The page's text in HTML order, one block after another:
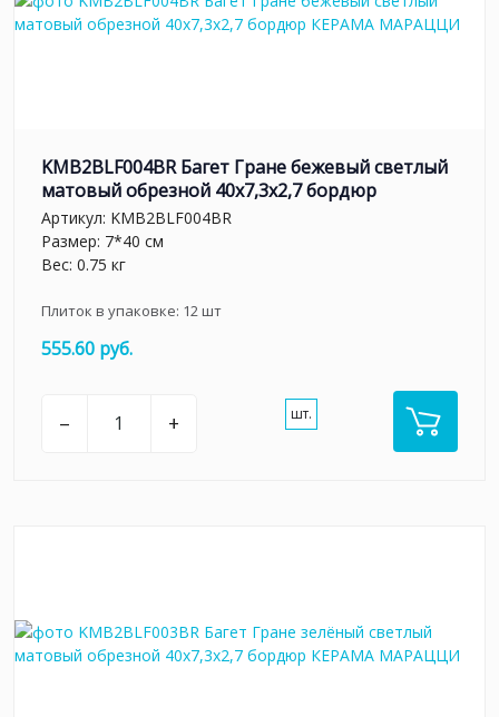
KMB2BLF004BR Багет Гране бежевый светлый
матовый обрезной 40x7,3x2,7 бордюр
Артикул: KMB2BLF004BR
Размер: 7*40 см
Вес: 0.75 кг
Плиток в упаковке: 12шт
555.60 руб.
– + шт.